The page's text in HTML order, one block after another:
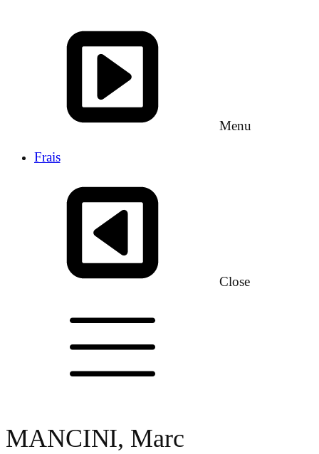
Menu
Frais
Close
MANCINI, Marc